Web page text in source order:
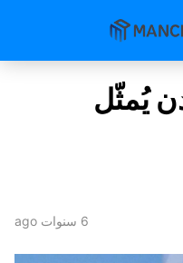
يُمثّل
6 سنوات ago